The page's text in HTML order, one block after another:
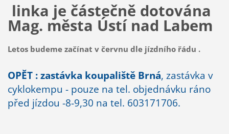
linka je částečně dotována
Mag. města Ústí nad Labem
Letos budeme začínat v červnu dle jízdního řádu .
OPĚT : zastávka koupaliště Brná, zastávka v
cyklokempu - pouze na tel. objednávku ráno
před jízdou -8-9,30 na tel. 603171706.